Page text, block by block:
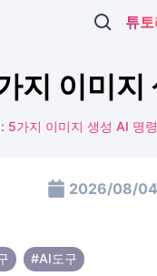
튜
지 이미지
5가지 이미지 생성 AI 명
2026/08/04
#AI도구